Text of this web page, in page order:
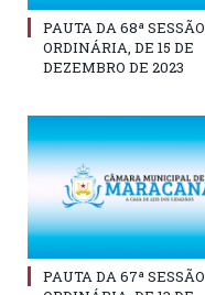
PAUTA DA 68ª SESSÃO
ORDINÁRIA, DE 15 DE
DEZEMBRO DE 2023
PAUTA DA 67ª SESSÃO